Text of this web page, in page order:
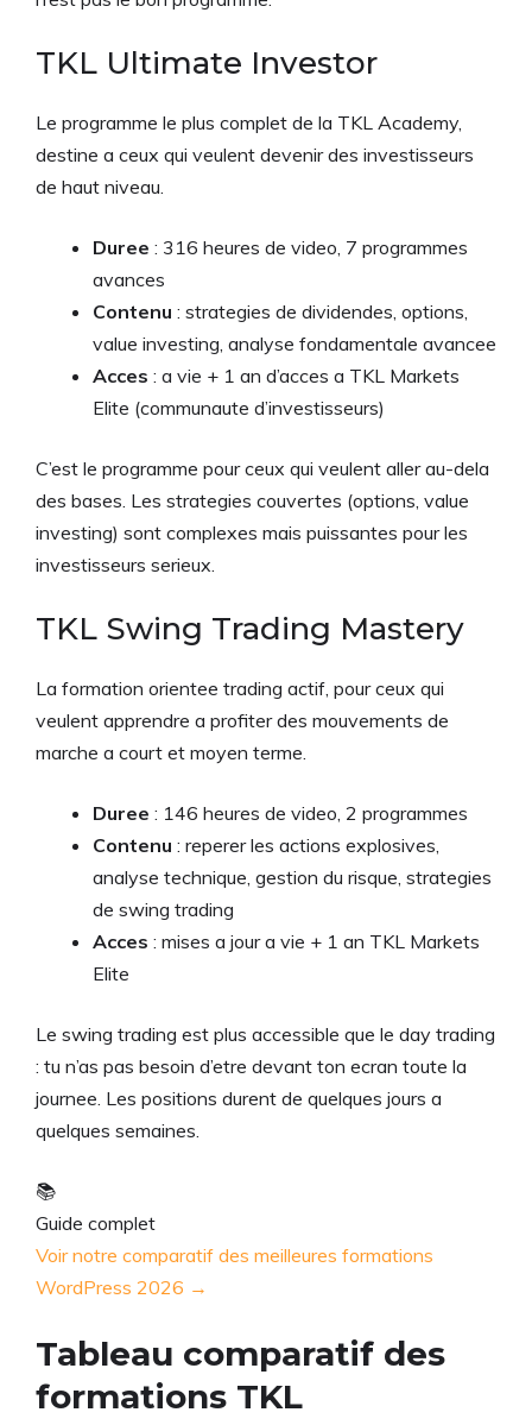
TKL Ultimate Investor
Le programme le plus complet de la TKL Academy,
destine a ceux qui veulent devenir des investisseurs
de haut niveau.
Duree : 316 heures de video, 7 programmes
avances
Contenu : strategies de dividendes, options,
value investing, analyse fondamentale avancee
Acces : a vie + 1 an d’acces a TKL Markets
Elite (communaute d’investisseurs)
C’est le programme pour ceux qui veulent aller au-dela
des bases. Les strategies couvertes (options, value
investing) sont complexes mais puissantes pour les
investisseurs serieux.
TKL Swing Trading Mastery
La formation orientee trading actif, pour ceux qui
veulent apprendre a profiter des mouvements de
marche a court et moyen terme.
Duree : 146 heures de video, 2 programmes
Contenu : reperer les actions explosives,
analyse technique, gestion du risque, strategies
de swing trading
Acces : mises a jour a vie + 1 an TKL Markets
Elite
Le swing trading est plus accessible que le day trading
: tu n’as pas besoin d’etre devant ton ecran toute la
journee. Les positions durent de quelques jours a
quelques semaines.
📚
Guide complet
Voir notre comparatif des meilleures formations
WordPress 2026 →
Tableau comparatif des
formations TKL